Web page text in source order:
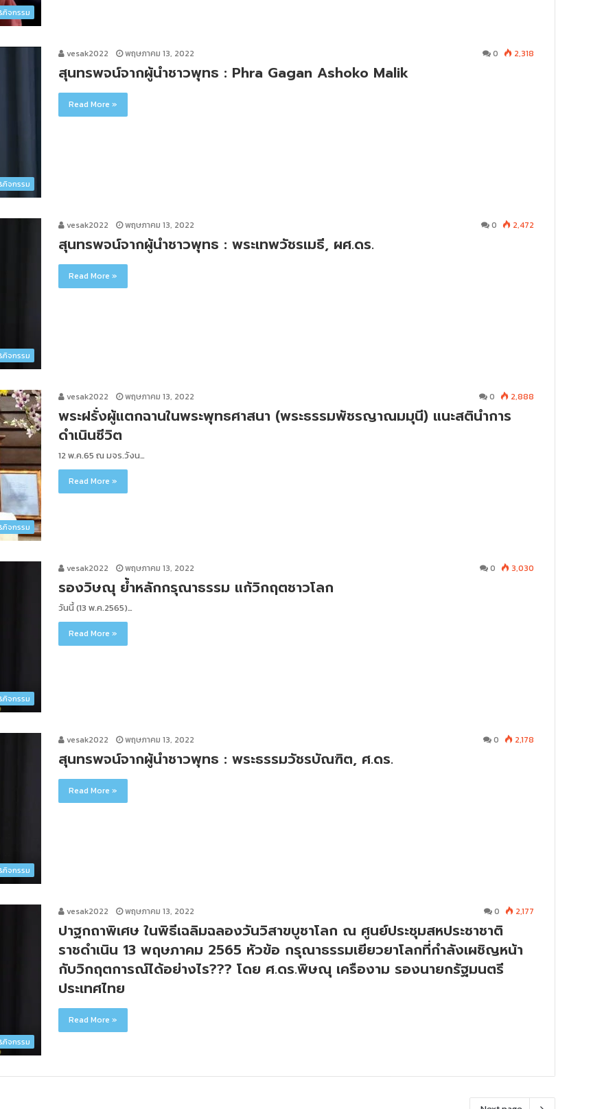
กิจกรรม
กิจกรรม
vesak2022 พฤษภาคม 13, 2022 0 2,318
สุนทรพจน์จากผู้นำชาวพุทธ : Phra Gagan Ashoko Malik
Read More »
กิจกรรม
vesak2022 พฤษภาคม 13, 2022 0 2,472
สุนทรพจน์จากผู้นำชาวพุทธ : พระเทพวัชรเมธี, ผศ.ดร.
Read More »
กิจกรรม
vesak2022 พฤษภาคม 13, 2022 0 2,888
พระฝรั่งผู้แตกฉานในพระพุทธศาสนา (พระธรรมพัชรญาณมมุนี) แนะสตินำการ
ดำเนินชีวิต
12 พ.ค.65 ณ มจร.วังน…
Read More »
กิจกรรม
vesak2022 พฤษภาคม 13, 2022 0 3,030
รองวิษณุ ย้ำหลักกรุณาธรรม แก้วิกฤตชาวโลก
วันนี้ (13 พ.ค.2565)…
Read More »
กิจกรรม
vesak2022 พฤษภาคม 13, 2022 0 2,178
สุนทรพจน์จากผู้นำชาวพุทธ : พระธรรมวัชรบัณฑิต, ศ.ดร.
Read More »
กิจกรรม
vesak2022 พฤษภาคม 13, 2022 0 2,177
ปาฐกถาพิเศษ ในพิธีเฉลิมฉลองวันวิสาขบูชาโลก ณ ศูนย์ประชุมสหประชาชาติ
ราชดำเนิน 13 พฤษภาคม 2565 หัวข้อ กรุณาธรรมเยียวยาโลกที่กำลังเผชิญหน้า
กับวิกฤตการณ์ได้อย่างไร??? โดย ศ.ดร.พิษณุ เครืองาม รองนายกรัฐมนตรี
ประเทศไทย
Read More »